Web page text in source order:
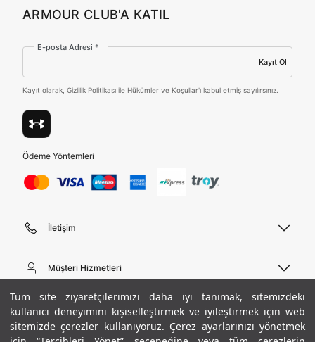
Tüm site ziyaretçilerimizi daha iyi tanımak, sitemizdeki
kullanıcı deneyimini kişiselleştirmek ve iyileştirmek için web
sitemizde çerezler kullanıyoruz. Çerez ayarlarınızı yönetmek
Birleşik Krallık
ARMOUR CLUB'A KATIL
E-posta Adresi *
Kayıt Ol
Kayıt olarak, Gizlilik Politikası ile Hükümler ve Koşullar'ı kabul etmiş sayılırsınız.
Ödeme Yöntemleri
İletişim
444 02 00
Pazartesi - Cuma 09:00 - 18:00
E-posta
bilgi@underarmour.com
Müşteri Hizmetleri
Sipariş Sorgulama
Bize Ulaşın
Teslimat Bilgileri
Hakkımızda
Ticari Bilgiler